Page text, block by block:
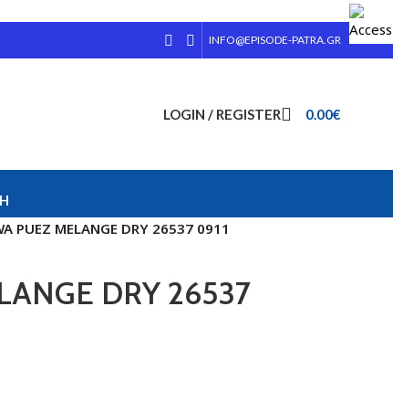
INFO@EPISODE-PATRA.GR
LOGIN / REGISTER 0.00€
PUEZ MELANGE DRY 26537 0911
DRY 26537